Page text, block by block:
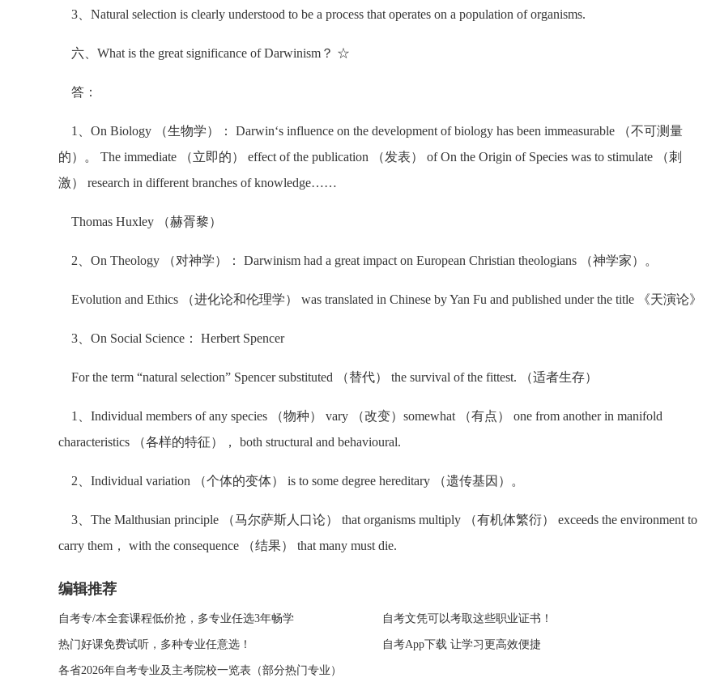
3、Natural selection is clearly understood to be a process that operates on a population of organisms.
六、What is the great significance of Darwinism？ ☆
答：
1、On Biology （生物学）： Darwin‘s influence on the development of biology has been immeasurable （不可测量
的）。 The immediate （立即的） effect of the publication （发表） of On the Origin of Species was to stimulate （刺
激） research in different branches of knowledge……
Thomas Huxley （赫胥黎）
2、On Theology （对神学）： Darwinism had a great impact on European Christian theologians （神学家）。
Evolution and Ethics （进化论和伦理学） was translated in Chinese by Yan Fu and published under the title 《天演论》
3、On Social Science： Herbert Spencer
For the term “natural selection” Spencer substituted （替代） the survival of the fittest. （适者生存）
1、Individual members of any species （物种） vary （改变）somewhat （有点） one from another in manifold
characteristics （各样的特征）， both structural and behavioural.
2、Individual variation （个体的变体） is to some degree hereditary （遗传基因）。
3、The Malthusian principle （马尔萨斯人口论） that organisms multiply （有机体繁衍） exceeds the environment to
carry them， with the consequence （结果） that many must die.
编辑推荐
自考专/本全套课程低价抢，多专业任选3年畅学 自考文凭可以考取这些职业证书！
热门好课免费试听，多种专业任意选！ 自考App下载 让学习更高效便捷
各省2026年自考专业及主考院校一览表（部分热门专业）